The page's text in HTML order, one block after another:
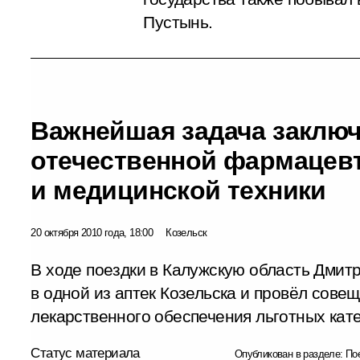
Пустынь.
Важнейшая задача
отечественной
и медицинской техники
20 октября 2010 года, 18:00 Козельск
В ходе поездки в Калужскую область
в одной из аптек Козельска и провёл
лекарственного обеспечения льготных
Статус материала Опубликован в разделе: